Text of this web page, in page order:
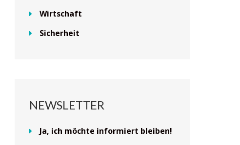
Wirtschaft
Sicherheit
NEWSLETTER
Ja, ich möchte informiert bleiben!